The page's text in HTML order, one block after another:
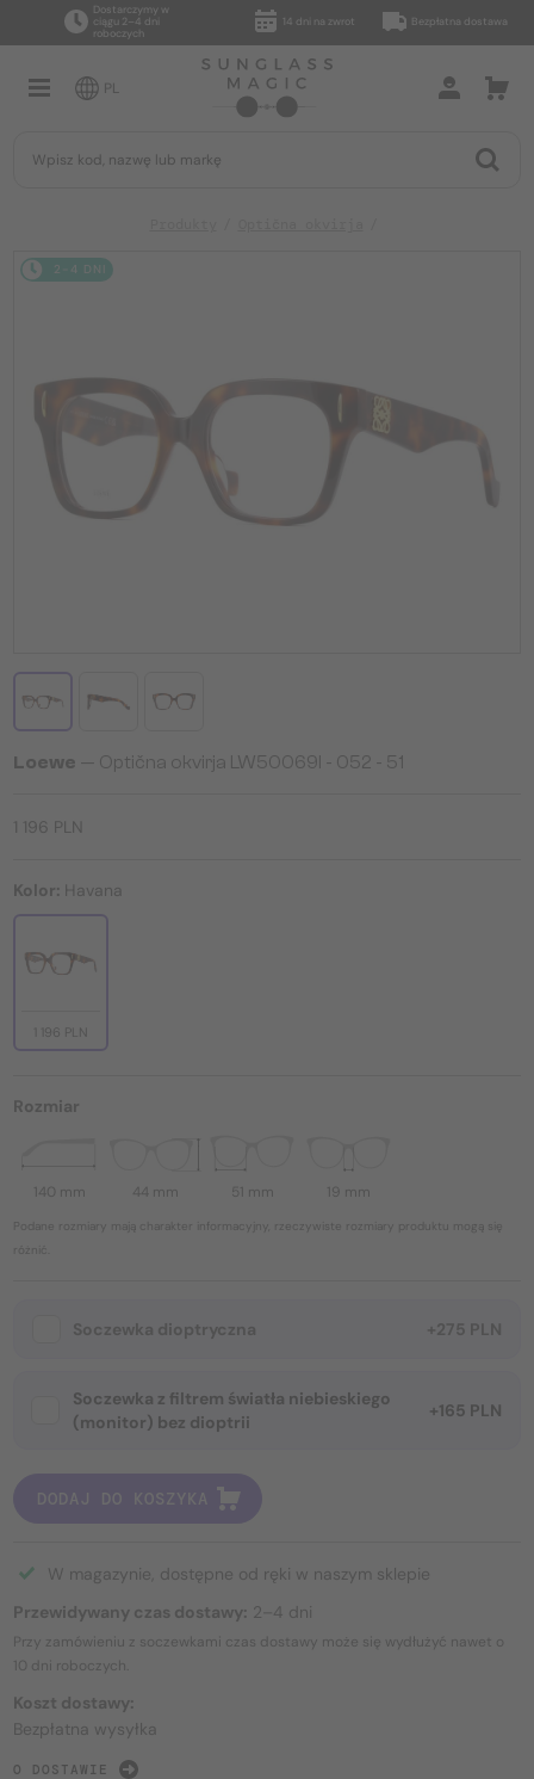
Dostarczymy w
ciągu 2–4 dni
roboczych
14 dni na zwrot Bezpłatna dostawa
PL
2-4 DNI
Loewe — Optična okvirja LW50069I - 052 - 51
1 196 PLN
Kolor: Havana
1 196 PLN
Rozmiar
140 mm 44 mm 51 mm 19 mm
Podane rozmiary mają charakter informacyjny, rzeczywiste rozmiary produktu mogą się
różnić.
Soczewka dioptryczna +275 PLN
Soczewka z filtrem światła niebieskiego
(monitor) bez dioptrii
+165 PLN
DODAJ DO KOSZYKA
W magazynie, dostępne od ręki w naszym sklepie
Przewidywany czas dostawy: 2–4 dni
Przy zamówieniu z soczewkami czas dostawy może się wydłużyć nawet o
10 dni roboczych.
Koszt dostawy:
Bezpłatna wysyłka
O DOSTAWIE